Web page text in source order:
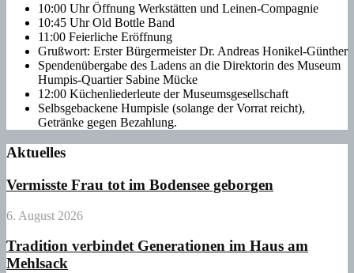
10:00 Uhr Öffnung Werkstätten und Leinen-Compagnie
10:45 Uhr Old Bottle Band
11:00 Feierliche Eröffnung
Grußwort: Erster Bürgermeister Dr. Andreas Honikel-Günther
Spendenübergabe des Ladens an die Direktorin des Museum
Humpis-Quartier Sabine Mücke
12:00 Küchenliederleute der Museumsgesellschaft
Selbsgebackene Humpisle (solange der Vorrat reicht),
Getränke gegen Bezahlung.
Aktuelles
Vermisste Frau tot im Bodensee geborgen
6. August 2026
Tradition verbindet Generationen im Haus am
Mehlsack